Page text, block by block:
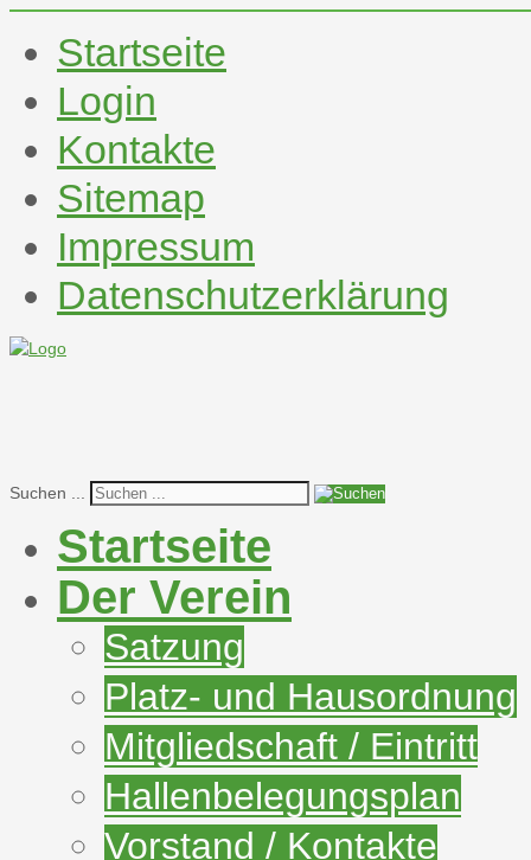
Startseite
Login
Kontakte
Sitemap
Impressum
Datenschutzerklärung
Suchen ...
Startseite
Der Verein
Satzung
Platz- und Hausordnung
Mitgliedschaft / Eintritt
Hallenbelegungsplan
Vorstand / Kontakte